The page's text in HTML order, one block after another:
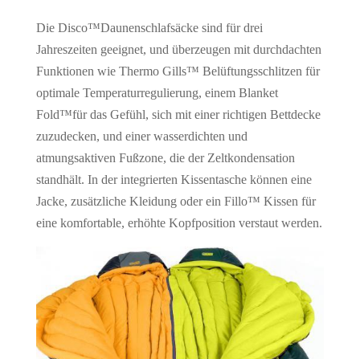
Die Disco™Daunenschlafsäcke sind für drei
Jahreszeiten geeignet, und überzeugen mit durchdachten
Funktionen wie Thermo Gills™ Belüftungsschlitzen für
optimale Temperaturregulierung, einem Blanket
Fold™für das Gefühl, sich mit einer richtigen Bettdecke
zuzudecken, und einer wasserdichten und
atmungsaktiven Fußzone, die der Zeltkondensation
standhält. In der integrierten Kissentasche können eine
Jacke, zusätzliche Kleidung oder ein Fillo™ Kissen für
eine komfortable, erhöhte Kopfposition verstaut werden.